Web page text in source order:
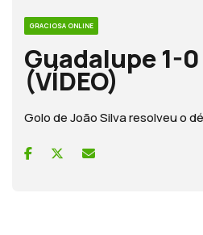
GRACIOSA ONLINE
Guadalupe 1-
(VÍDEO)
Golo de João Silva resolveu o